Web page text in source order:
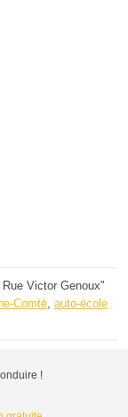
Victor Genoux"
Comté auto-école
!